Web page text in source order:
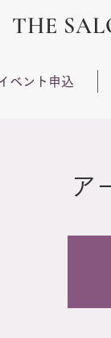
THE
ベント申込
ア